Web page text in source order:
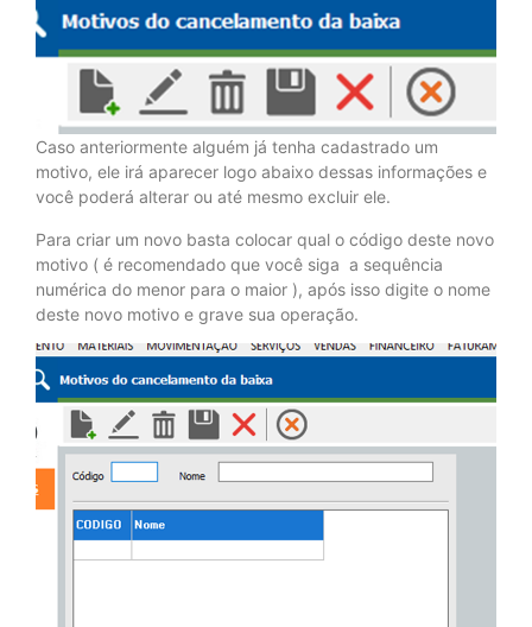
Caso anteriormente alguém já tenha cadastrado um
motivo, ele irá aparecer logo abaixo dessas informações e
você poderá alterar ou até mesmo excluir ele.
Para criar um novo basta colocar qual o código deste novo
motivo ( é recomendado que você siga a sequência
numérica do menor para o maior ), após isso digite o nome
deste novo motivo e grave sua operação.